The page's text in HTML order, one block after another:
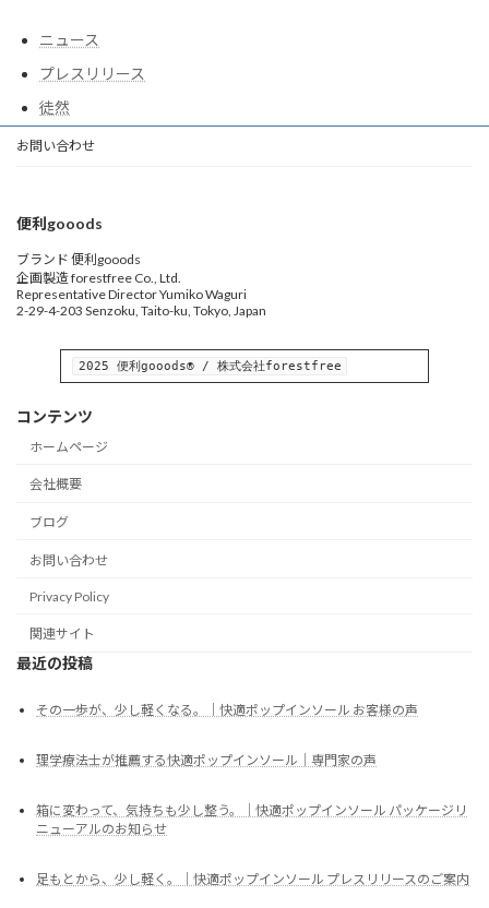
ニュース
プレスリリース
徒然
お問い合わせ
便利gooods
ブランド 便利gooods
企画製造 forestfree Co., Ltd.
Representative Director Yumiko Waguri
2-29-4-203 Senzoku, Taito-ku, Tokyo, Japan
2025 便利gooods® / 株式会社forestfree
コンテンツ
ホームページ
会社概要
ブログ
お問い合わせ
Privacy Policy
関連サイト
最近の投稿
その一歩が、少し軽くなる。｜快適ポップインソール お客様の声
理学療法士が推薦する快適ポップインソール｜専門家の声
箱に変わって、気持ちも少し整う。｜快適ポップインソール パッケージリ
ニューアルのお知らせ
足もとから、少し軽く。｜快適ポップインソール プレスリリースのご案内